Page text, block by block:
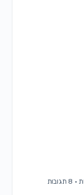
· 8 תגובות